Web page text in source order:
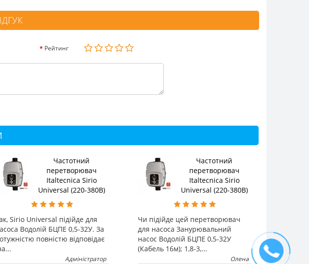
Рейтинг
Частотний
перетворювач
Italtecnica Sirio
Universal (220-380В)
Sirio Universal підійде для
Водолій БЦПЕ 0,5-32У. За
повністю відповідає
Адміністратор
Частотний
перетворювач
Italtecnica Sirio
Universal (220-380В)
Чи підійде цей перетворювач
для насоса Занурювальний
насос Водолій БЦПЕ 0,5-32У
(Кабель 16м); 1,8-3,...
Олена